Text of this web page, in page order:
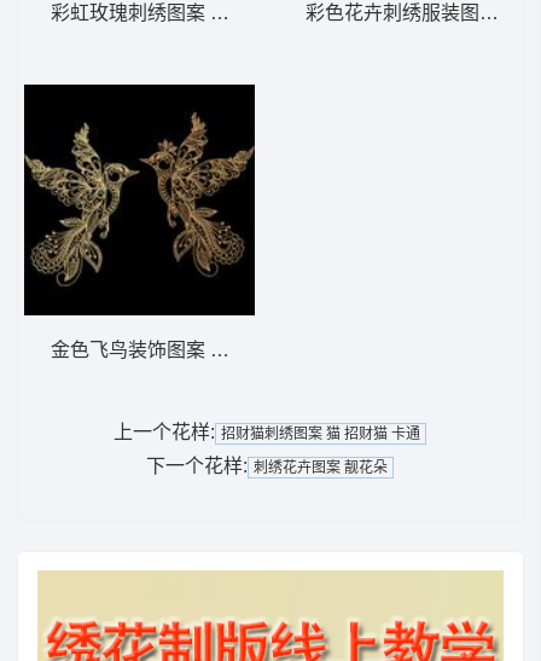
彩虹玫瑰刺绣图案 玫瑰 七色 靓花彩色花卉刺绣服装图案设
上一个花样: 招财猫刺绣图案 猫 招财猫 卡通
下一个花样: 刺绣花卉图案 靓花朵